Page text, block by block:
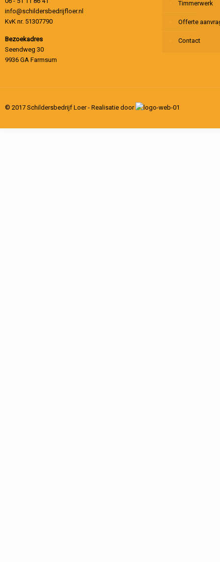
info@schildersbedrijfloer.nl
KvK nr. 51307790
Bezoekadres
Seendweg 30
9936 GA Farmsum
Timmerwerk
Offerte
Contact
© 2017 Schildersbedrijf Loer - Realisatie door